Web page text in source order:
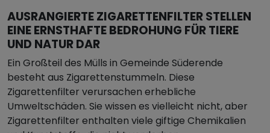
AUSRANGIERTE ZIGARETTENFILTER STELLEN
EINE ERNSTHAFTE BEDROHUNG FÜR TIERE
UND NATUR DAR
Ein Großteil des Mülls in Gemeinde Süderende
besteht aus Zigarettenstummeln. Diese
Zigarettenfilter verursachen erhebliche
Umweltschäden. Sie wissen es vielleicht nicht, aber
Zigarettenfilter enthalten viele giftige Chemikalien